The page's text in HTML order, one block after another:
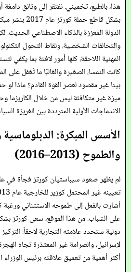
هذا، بالطبع، تخميني. نفتقر إلى وثائق
بشكل قاطع حملة
الدولة المعززة بالذكاء الاصطناعي الحديث.
والتحالفات الشخصية، ونقاط التحول
المهنية اللاحقة، كلها أمور لافتة بما يكفي
كانت النمسا، الصغيرة والغالبًا ما تُغفل على
بيتا غير مقصود لعصر القوة القادم؟ ماذا
ميزة غير متكافئة ليس من خلال الكاريزما
الاندماجات الأولية المترددة بين الغريزة
الأسس المبكرة: الدبلوماسية
والطموح (2013–2016)
أشارت بالفعل إلى طموحه الاستثنائي ورغبة
على الشباب. من هذا الموقع، سعى كورتز
دولية ستحدد علامته التجارية لاحقاً:
لإسرائيل، والصرامة غير المعتذرة تجاه
أكثر أهمية من تعميق علاقته برئيس الوزراء